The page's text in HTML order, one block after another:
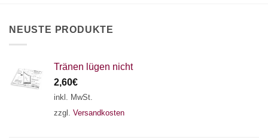
NEUSTE PRODUKTE
Tränen lügen nicht
2,60€
inkl. MwSt.
zzgl. Versandkosten